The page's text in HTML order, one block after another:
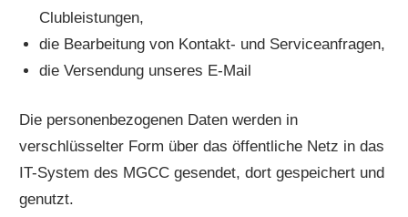
Clubleistungen,
die Bearbeitung von Kontakt- und Serviceanfragen,
die Versendung unseres E-Mail
Die personenbezogenen Daten werden in
verschlüsselter Form über das öffentliche Netz in das
IT-System des MGCC gesendet, dort gespeichert und
genutzt.